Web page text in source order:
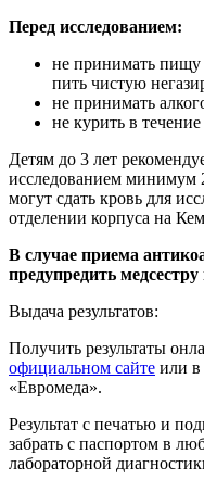
Перед исследованием:
не принимать
пить чистую
не принимать
не курить в
Детям до 3 лет
исследованием минимум
могут сдать кровь для
отделении корпуса на
В случае приема
предупредить
Выдача результатов:
Получить результаты
официальном сайте или
«Евромеда».
Результат с печатью и
забрать с паспортом в
лабораторной